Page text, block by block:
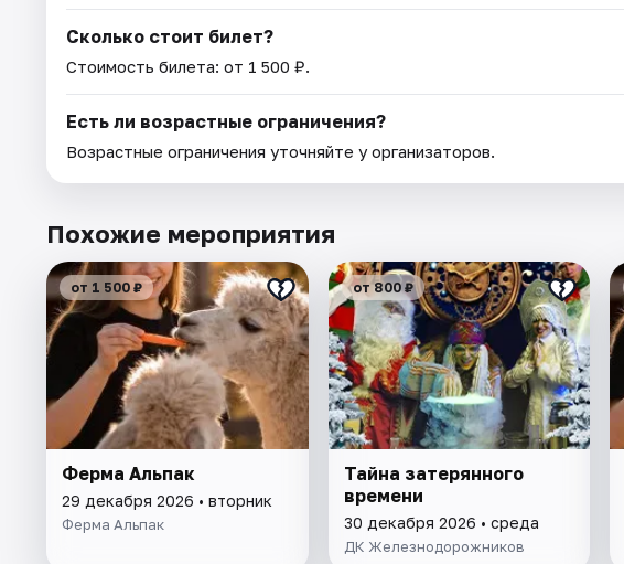
Сколько стоит билет?
Стоимость билета: от 1 500 ₽.
Есть ли возрастные ограничения?
Возрастные ограничения уточняйте у организаторов.
Похожие мероприятия
от 1 500 ₽
Ферма Альпак
29 декабря 2026 • вторник
Ферма Альпак
от 800 ₽
Тайна затерянного
времени
30 декабря 2026 • среда
ДК Железнодорожников